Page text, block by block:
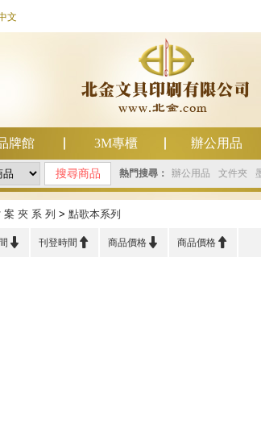
文
牌館 3M專櫃 辦公用品
熱門搜尋： 辦公用品 文件夾
案 夾 系 列 > 點歌本系列
 刊登時間  商品價格  商品價格 